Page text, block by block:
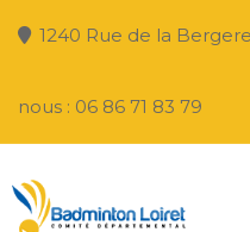
1240 Rue de la
nous : 06 86 71 83 79